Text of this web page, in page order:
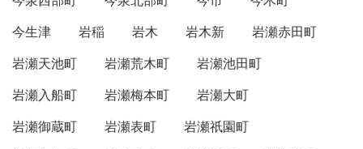
今生津
岩稲 岩木 岩木新
岩瀬赤田町
岩瀬天池町
岩瀬荒木町
岩瀬池田町
岩瀬入船町
岩瀬梅本町
岩瀬大町
岩瀬御蔵町
岩瀬表町
岩瀬祇園町